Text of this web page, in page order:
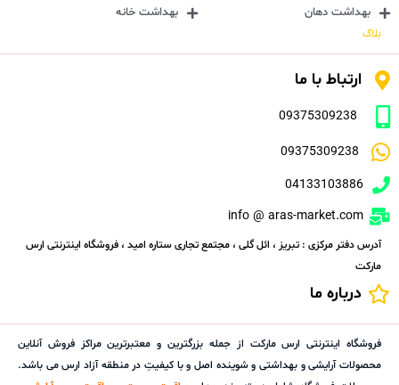
بهداشت دهان
بهداشت خانه
بلاگ
ارتباط با ما
09375309238
09375309238
04133103886
info @ aras-market.com
آدرس دفتر مرکزی : تبریز ، ائل گلی ، مجتمع تجاری ستاره امید ، فروشگاه اینترنتی ارس
مارکت
درباره ما
فروشگاه اینترنتی ارس مارکت از جمله بزرگترین و معتبرترین مراکز فروش آنلاین
محصولات آرایشی و بهداشتی و شوینده اصل و با کیفیتِ در منطقه آزاد ارس می باشد.